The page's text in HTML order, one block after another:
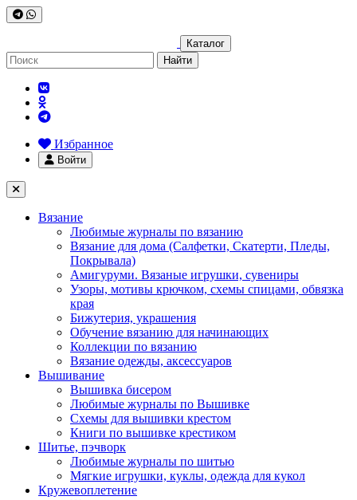
Каталог
Найти
Избранное
Войти
Вязание
Любимые журналы по вязанию
Вязание для дома (Салфетки, Скатерти, Пледы,
Покрывала)
Амигуруми. Вязаные игрушки, сувениры
Узоры, мотивы крючком, схемы спицами, обвязка
края
Бижутерия, украшения
Обучение вязанию для начинающих
Коллекции по вязанию
Вязание одежды, аксессуаров
Вышивание
Вышивка бисером
Любимые журналы по Вышивке
Схемы для вышивки крестом
Книги по вышивке крестиком
Шитье, пэчворк
Любимые журналы по шитью
Мягкие игрушки, куклы, одежда для кукол
Кружевоплетение